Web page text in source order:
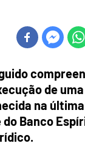
de
na
Banco